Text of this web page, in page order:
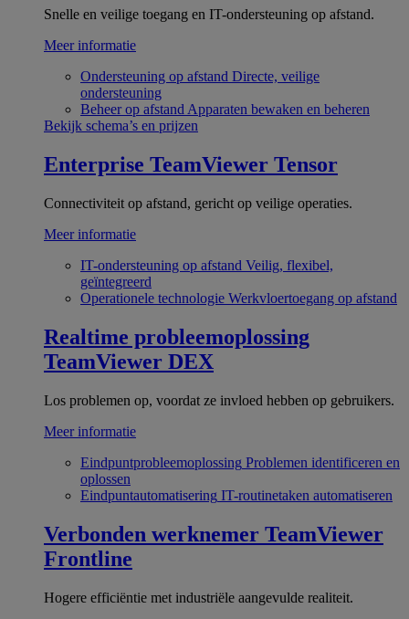
Snelle en veilige toegang en IT-ondersteuning op afstand.
Meer informatie
Ondersteuning op afstand Directe, veilige
ondersteuning
Beheer op afstand Apparaten bewaken en beheren
Bekijk schema’s en prijzen
Enterprise TeamViewer Tensor
Connectiviteit op afstand, gericht op veilige operaties.
Meer informatie
IT-ondersteuning op afstand Veilig, flexibel,
geïntegreerd
Operationele technologie Werkvloertoegang op afstand
Realtime probleemoplossing
TeamViewer DEX
Los problemen op, voordat ze invloed hebben op gebruikers.
Meer informatie
Eindpuntprobleemoplossing Problemen identificeren en
oplossen
Eindpuntautomatisering IT-routinetaken automatiseren
Verbonden werknemer TeamViewer
Frontline
Hogere efficiëntie met industriële aangevulde realiteit.